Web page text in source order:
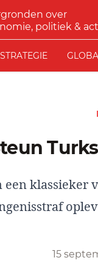
over
politiek &
STRATEGIE
Steun
klassieker
15